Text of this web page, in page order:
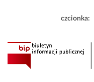
czcionka: